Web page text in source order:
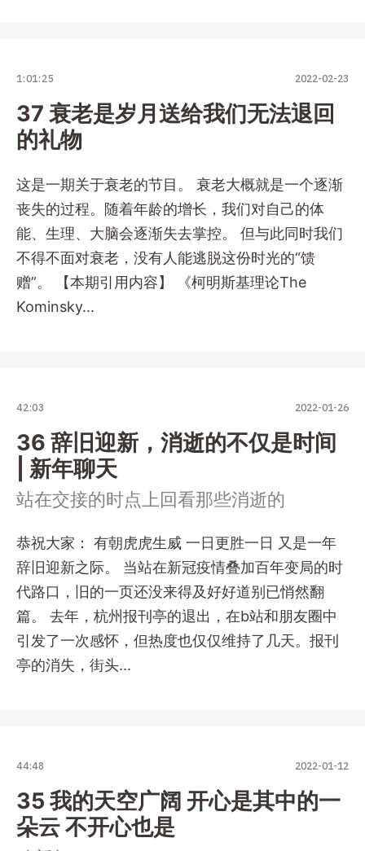
1:01:25 2022-02-23
37 衰老是岁月送给我们无法退回
的礼物
这是一期关于衰老的节目。 衰老大概就是一个逐渐
丧失的过程。随着年龄的增长，我们对自己的体
能、生理、大脑会逐渐失去掌控。 但与此同时我们
不得不面对衰老，没有人能逃脱这份时光的“馈
赠”。 【本期引用内容】 《柯明斯基理论The
Kominsky...
42:03 2022-01-26
36 辞旧迎新，消逝的不仅是时间
| 新年聊天
站在交接的时点上回看那些消逝的
恭祝大家： 有朝虎虎生威 一日更胜一日 又是一年
辞旧迎新之际。 当站在新冠疫情叠加百年变局的时
代路口，旧的一页还没来得及好好道别已悄然翻
篇。 去年，杭州报刊亭的退出，在b站和朋友圈中
引发了一次感怀，但热度也仅仅维持了几天。报刊
亭的消失，街头...
44:48 2022-01-12
35 我的天空广阔 开心是其中的一
朵云 不开心也是